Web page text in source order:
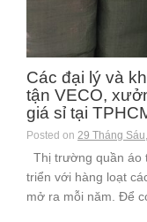
Các đại lý và
tận VECO,
giá sỉ tại
Posted on 29 Tháng
Thị trường quần áo
triển với hàng loạt
mở ra mỗi năm. Để